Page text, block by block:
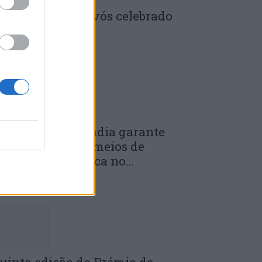
Penela: Dia dos Avós celebrado
em comunidade
DE JULHO, 2026
Município de Anadia garante
dos meios de
emergência médica no...